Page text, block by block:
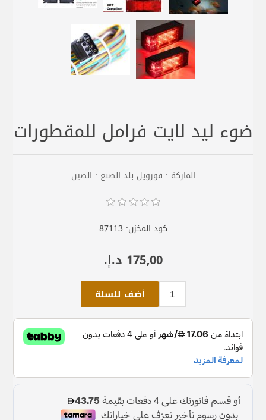
ضوء ليد لايت فرامل للمقطورات
الماركة : فورويل بلد الصنع : الصين
كود المخزن: 87113
175٫00 د.إ.‏
أضف للسلة